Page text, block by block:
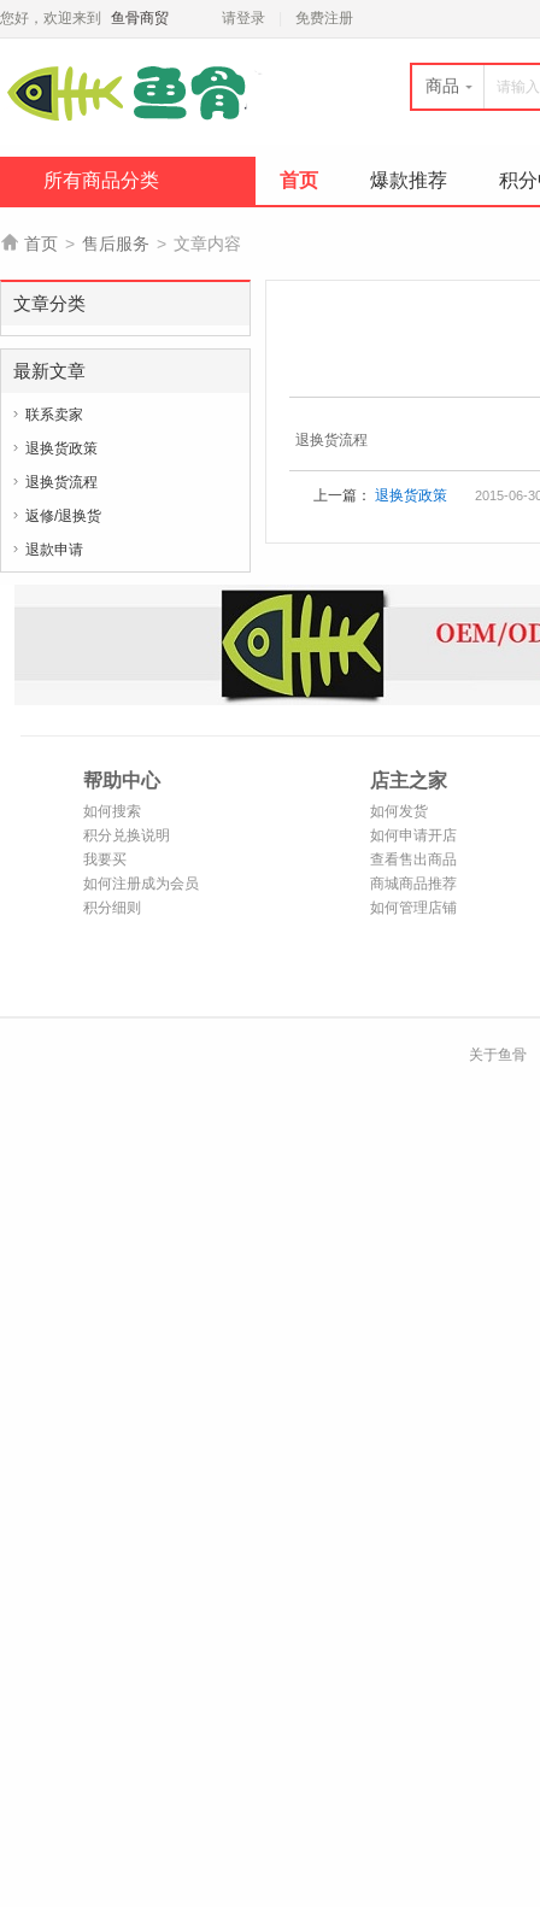
您好，欢迎来到 鱼骨商贸 请登录 免费注册
商品
所有商品分类 首页 爆款推荐 积
 首页 > 售后服务 > 文章内容
文章分类
最新文章
 联系卖家
 退换货政策
 退换货流程
 返修/退换货
 退款申请
退换货流程
上一篇： 退换货政策 2015-06-
帮助中心
如何搜索
积分兑换说明
我要买
如何注册成为会员
积分细则
店主之家
如何发货
如何申请开店
查看售出商品
商城商品推荐
如何管理店铺
关于鱼骨